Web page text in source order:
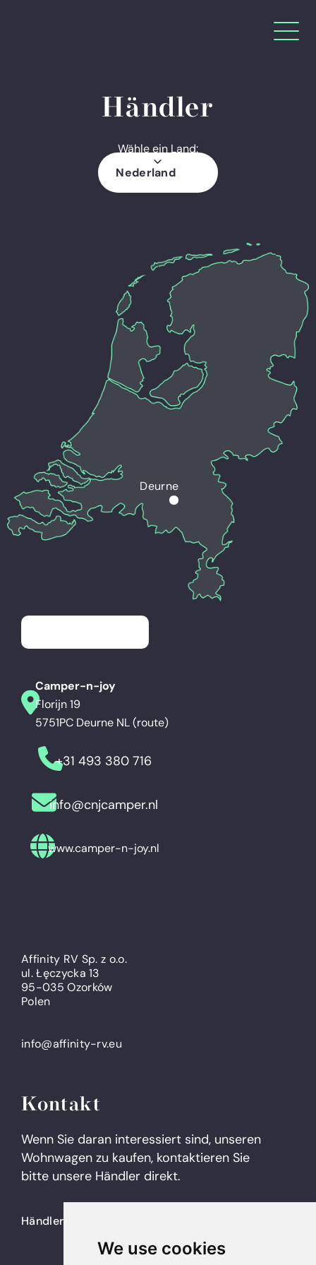
We use cookies
Händler
Wähle ein Land:
Nederland
Camper-n-joy
Florijn 19
5751PC Deurne NL (route)
+31 493 380 716
info@cnjcamper.nl
www.camper-n-joy.nl
Deurne
Affinity RV Sp. z o.o.
ul. Łęczycka 13
95-035 Ozorków
Polen
info@affinity-rv.eu
Kontakt
Wenn Sie daran interessiert sind, unseren
Wohnwagen zu kaufen, kontaktieren Sie
bitte unsere Händler direkt.
Händler